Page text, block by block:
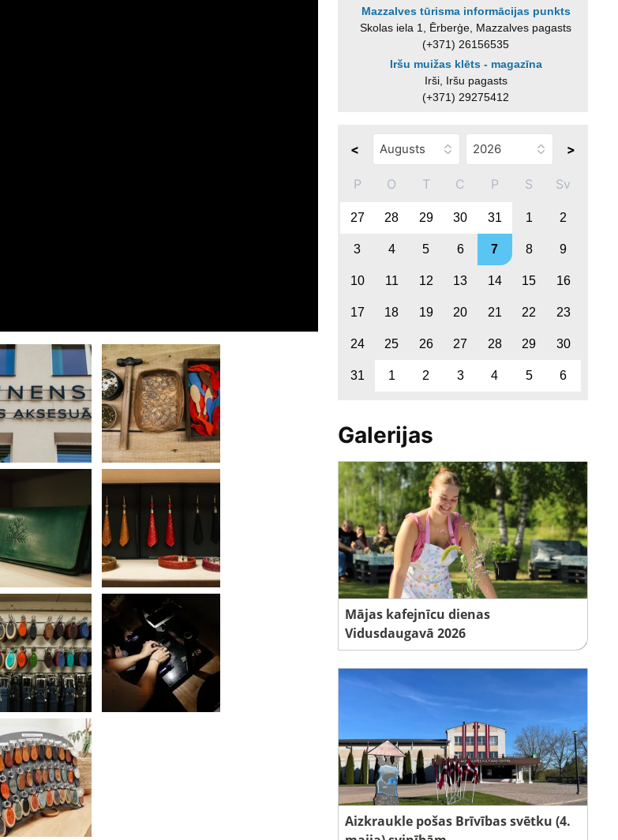
Mazzalves tūrisma informācijas punkts
Skolas iela 1, Ērberģe, Mazzalves pagasts
(+371) 26156535
Iršu muižas klēts - magazīna
Irši, Iršu pagasts
(+371) 29275412
< >
P O T C P S Sv
27 28 29 30 31 1 2
3 4 5 6 7 8 9
10 11 12 13 14 15 16
17 18 19 20 21 22 23
24 25 26 27 28 29 30
31 1 2 3 4 5 6
Galerijas
Mājas kafejnīcu dienas
Vidusdaugavā 2026
Aizkraukle pošas Brīvības svētku (4.